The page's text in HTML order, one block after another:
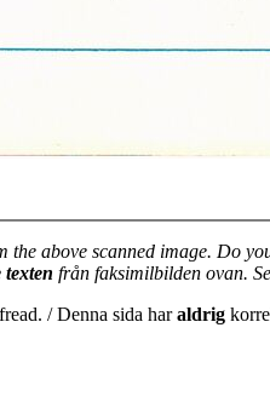
the above scanned image. Do
texten från faksimilbilden ovan.
/ Denna sida haraldrig